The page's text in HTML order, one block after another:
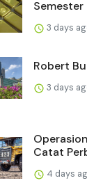
3 days
Robert
3 days
Catat
4 days